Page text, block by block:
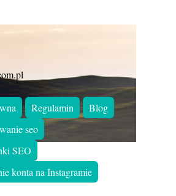
Regulamin
Blog
seo
SEO
konta na Instagramie